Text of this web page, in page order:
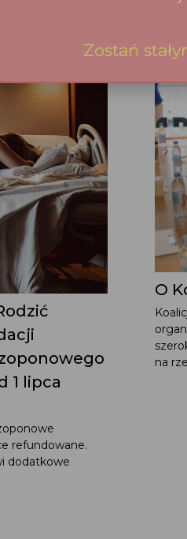
1 lipca
refundowane.
dodatkowe
O
na